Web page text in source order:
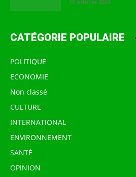
16 octobre 2024
CATÉGORIE POPULAIRE
POLITIQUE
ECONOMIE
Non classé
CULTURE
INTERNATIONAL
ENVIRONNEMENT
SANTÉ
OPINION